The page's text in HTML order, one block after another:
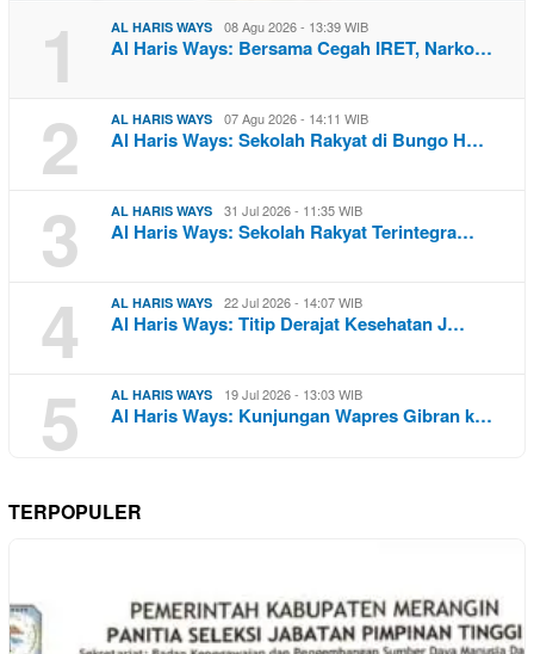
1 AL HARIS WAYS 08 Agu 2026 - 13:39 WIB
Al Haris Ways: Bersama Cegah IRET, Narko…
2 AL HARIS WAYS 07 Agu 2026 - 14:11 WIB
Al Haris Ways: Sekolah Rakyat di Bungo H…
3 AL HARIS WAYS 31 Jul 2026 - 11:35 WIB
Al Haris Ways: Sekolah Rakyat Terintegra…
4 AL HARIS WAYS 22 Jul 2026 - 14:07 WIB
Al Haris Ways: Titip Derajat Kesehatan J…
5 AL HARIS WAYS 19 Jul 2026 - 13:03 WIB
Al Haris Ways: Kunjungan Wapres Gibran k…
TERPOPULER